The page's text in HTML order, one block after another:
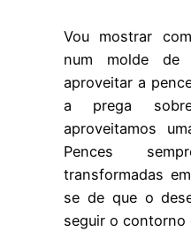
Vou mostrar
num molde de
aproveitar a
a prega
aproveitamos
Pences
transformadas
se de que o
seguir o contorno